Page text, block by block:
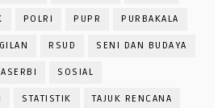
POLRI PUPR PURBAKALA
RSUD SENI DAN BUDAYA
SOSIAL
STATISTIK TAJUK RENCANA